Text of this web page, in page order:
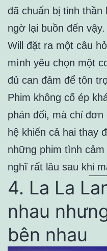
đã chuẩn bị tinh thần
ngờ lại buồn đến
Will đặt ra một câu
mình yêu chọn một
đủ can đảm để tôn
Phim không cố ép
phản đối, mà chỉ
hệ khiến cả hai thay
những phim tình
nghĩ rất lâu sau khi
4. La La
nhau
bên nhau